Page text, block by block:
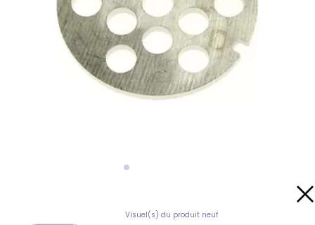
Visuel(s) du produit neuf